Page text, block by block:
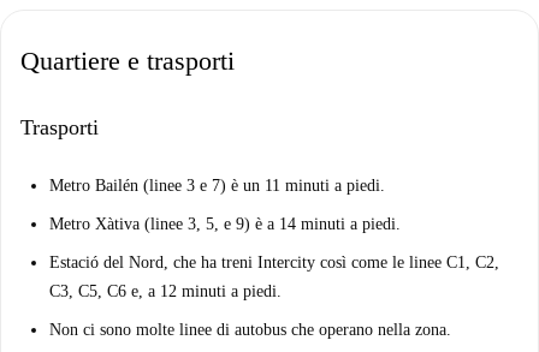
Quartiere e trasporti
Trasporti
Metro Bailén (linee 3 e 7) è un 11 minuti a piedi.
Metro Xàtiva (linee 3, 5, e 9) è a 14 minuti a piedi.
Estació del Nord, che ha treni Intercity così come le linee C1, C2,
C3, C5, C6 e, a 12 minuti a piedi.
Non ci sono molte linee di autobus che operano nella zona.